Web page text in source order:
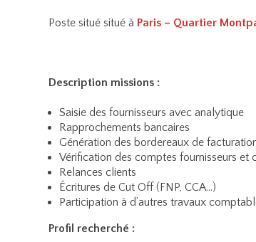
Poste situé situé à Paris – Quartier
Description missions :
Saisie des fournisseurs avec analytique
Rapprochements bancaires
Génération des bordereaux de
Vérification des comptes fournisseurs et
Relances clients
Écritures de Cut Off (FNP, CCA…)
Participation à d’autres travaux
Profil recherché :